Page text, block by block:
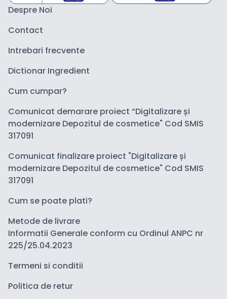
Despre Noi
Contact
Intrebari frecvente
Dictionar Ingredient
Cum cumpar?
Comunicat demarare proiect “Digitalizare și
modernizare Depozitul de cosmetice" Cod SMIS
317091
Comunicat finalizare proiect "Digitalizare și
modernizare Depozitul de cosmetice" Cod SMIS
317091
Cum se poate plati?
Metode de livrare
Informatii Generale conform cu Ordinul ANPC nr
225/25.04.2023
Termeni si conditii
Politica de retur